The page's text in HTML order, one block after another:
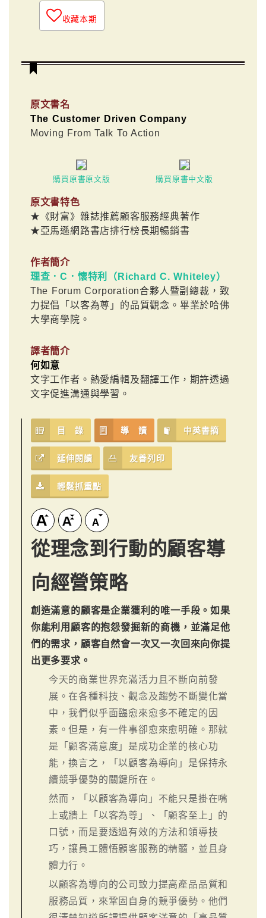
收藏本期
原文書名
The Customer Driven Company
Moving From Talk To Action
購買原書原文版 購買原書中文版
原文書特色
★《財富》雜誌推薦顧客服務經典著作
★亞馬遜網路書店排行榜長期暢銷書
作者簡介
理查．C．懷特利（Richard C. Whiteley）
The Forum Corporation合夥人暨副總裁，致
力提倡「以客為尊」的品質觀念。畢業於哈佛
大學商學院。
譯者簡介
何如意
文字工作者。熱愛編輯及翻譯工作，期許透過
文字促進溝通與學習。
目 錄 導 讀 中英書摘
延伸閱讀 友善列印
輕鬆抓重點
從理念到行動的顧客導
向經營策略
創造滿意的顧客是企業獲利的唯一手段。如果
你能利用顧客的抱怨發掘新的商機，並滿足他
們的需求，顧客自然會一次又一次回來向你提
出更多要求。
今天的商業世界充滿活力且不斷向前發
展。在各種科技、觀念及趨勢不斷變化當
中，我們似乎面臨愈來愈多不確定的因
素。但是，有一件事卻愈來愈明確。那就
是「顧客滿意度」是成功企業的核心功
能，換言之，「以顧客為導向」是保持永
續競爭優勢的關鍵所在。
然而，「以顧客為導向」不能只是掛在嘴
上或牆上「以客為尊」、「顧客至上」的
口號，而是要透過有效的方法和領導技
巧，讓員工體悟顧客服務的精髓，並且身
體力行。
以顧客為導向的公司致力提高產品品質和
服務品質，來鞏固自身的競爭優勢。他們